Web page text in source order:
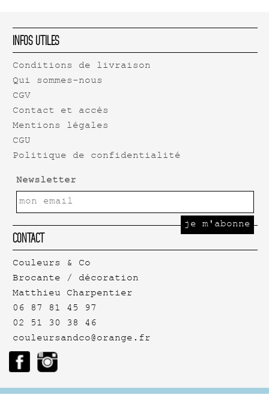
Infos Utiles
Conditions de livraison
Qui sommes-nous
CGV
Contact et accès
Mentions légales
CGU
Politique de confidentialité
Newsletter
Contact
Couleurs & Co
Brocante / décoration
Matthieu Charpentier
06 87 81 45 97
02 51 30 38 46
couleursandco@orange.fr